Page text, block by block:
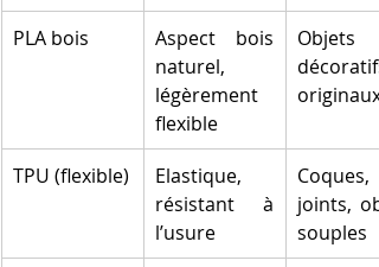
PLA bois
Aspect bois
naturel,
légèrement
flexible
Objets
décoratifs
originaux
TPU (flexible)
Elastique,
résistant à
l’usure
Coques,
joints,
souples